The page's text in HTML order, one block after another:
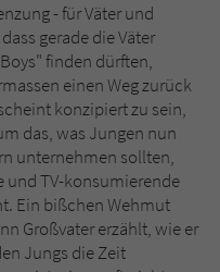
- für Väter und
gerade die Väter
finden dürften,
einen Weg zurück
konzipiert zu sein,
das, was Jungen nun
unternehmen sollten,
TV-konsumierende
Ein bißchen Wehmut
Großvater erzählt, wie er
Jungs die Zeit